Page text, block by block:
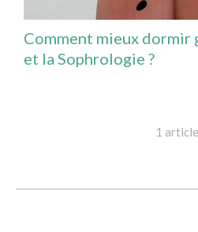
Comment mieux dormir
et la Sophrologie ?
1 article